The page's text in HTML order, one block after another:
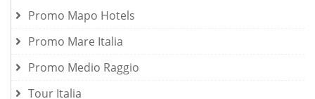
Promo Mapo Hotels
Promo Mare Italia
Promo Medio Raggio
Tour Italia